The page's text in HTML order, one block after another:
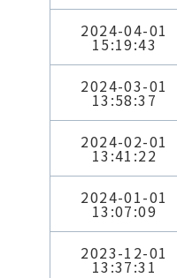
2024-04-01
15:19:43
2024-03-01
13:58:37
2024-02-01
13:41:22
2024-01-01
13:07:09
2023-12-01
13:37:31